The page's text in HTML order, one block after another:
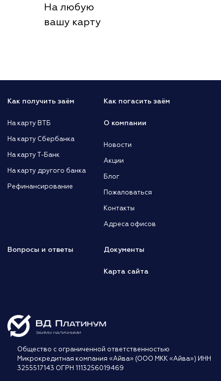
На любую
вашу карту
Как получить заём
На карту ВТБ
На карту Сбербанка
На карту Т-Банк
На карту другого банка
Рефинансирование
Как погасить заём
О компании
Новости
Акции
Блог
Пожаловаться
Контакты
Адреса офисов
Вопросы и ответы Документы
Карта сайта
Общество с ограниченной ответственностью
Микрокредитная компания «Айва» (ООО МКК «Айва») ИНН
3255517143 ОГРН 1113256019469